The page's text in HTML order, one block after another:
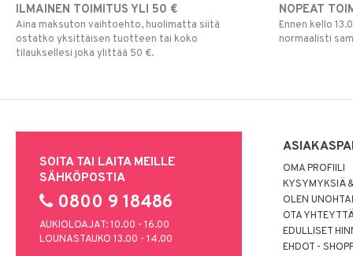
ILMAINEN TOIMITUS YLI 50 €
Aina maksuton vaihtoehto, huolimatta siitä
ostatko yksittäisen tuotteen tai koko
tilauksellesi joka ylittää 50 €.
NOPEAT
Ennen kello
normaalisti
SOITA TAI LAITA MEILLE
SÄHKÖPOSTIA
0800 9 18486
AUKIOLOAJAT: 10.00 - 16.00
LOUNASTAUKO 13.00 - 14.00
OMA PROFIILI
KYSYMYKSIÄ
OLEN
OTA
EDULLISET
EHDOT -